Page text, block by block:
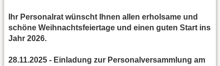
Ihr Personalrat wünscht Ihnen allen erholsame und
schöne Weihnachtsfeiertage und einen guten Start ins
Jahr 2026.
28.11.2025 - Einladung zur Personalversammlung am